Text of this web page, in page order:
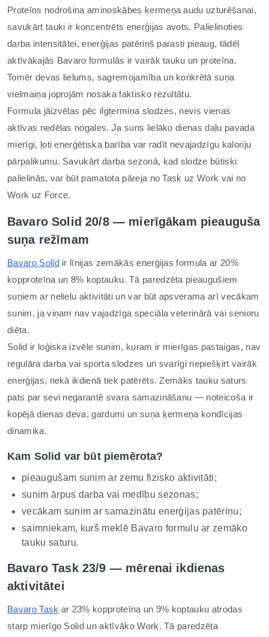
Proteīns nodrošina aminoskābes ķermeņa audu uzturēšanai,
savukārt tauki ir koncentrēts enerģijas avots. Palielinoties
darba intensitātei, enerģijas patēriņš parasti pieaug, tādēļ
aktīvākajās Bavaro formulās ir vairāk tauku un proteīna.
Tomēr devas lielums, sagremojamība un konkrētā suņa
vielmaiņa joprojām nosaka faktisko rezultātu.
Formula jāizvēlas pēc ilgtermiņa slodzes, nevis vienas
aktīvas nedēļas nogales. Ja suns lielāko dienas daļu pavada
mierīgi, ļoti enerģētiska barība var radīt nevajadzīgu kaloriju
pārpalikumu. Savukārt darba sezonā, kad slodze būtiski
palielinās, var būt pamatota pāreja no Task uz Work vai no
Work uz Force.
Bavaro Solid 20/8 — mierīgākam pieauguša
suņa režīmam
Bavaro Solidir līnijas zemākās enerģijas formula ar 20%
kopproteīna un 8% koptauku. Tā paredzēta pieaugušiem
suņiem ar nelielu aktivitāti un var būt apsverama arī vecākam
sunim, ja viņam nav vajadzīga speciāla veterinārā vai senioru
diēta.
Solid ir loģiska izvēle sunim, kuram ir mierīgas pastaigas, nav
regulāra darba vai sporta slodzes un svarīgi nepiešķirt vairāk
enerģijas, nekā ikdienā tiek patērēts. Zemāks tauku saturs
pats par sevi negarantē svara samazināšanu — noteicoša ir
kopējā dienas deva, gardumi un suņa ķermeņa kondīcijas
dinamika.
Kam Solid var būt piemērota?
pieaugušam sunim ar zemu fizisko aktivitāti;
sunim ārpus darba vai medību sezonas;
vecākam sunim ar samazinātu enerģijas patēriņu;
saimniekam, kurš meklē Bavaro formulu ar zemāko
tauku saturu.
Bavaro Task 23/9 — mērenai ikdienas
aktivitātei
Bavaro Task ar 23% kopproteīna un 9% koptauku atrodas
starp mierīgo Solid un aktīvāko Work. Tā paredzēta